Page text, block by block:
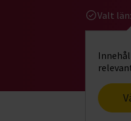
Valt län:
Gå till